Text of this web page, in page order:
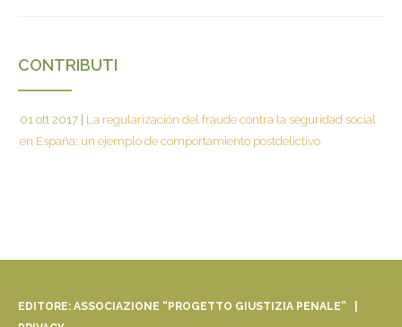
CONTRIBUTI
01 ott 2017
La regularización del fraude contra la seguridad social
en España: un ejemplo de comportamiento postdelictivo
EDITORE: ASSOCIAZIONE “PROGETTO GIUSTIZIA PENALE” |